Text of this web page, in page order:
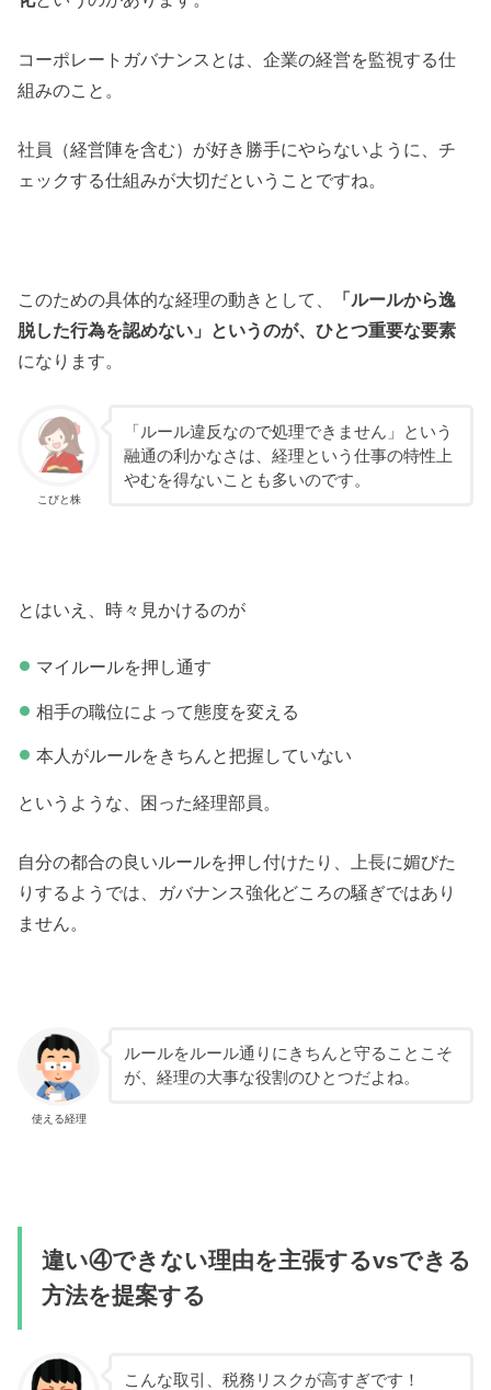
コーポレートガバナンスとは、企業の経営を監視する仕
組みのこと。
社員（経営陣を含む）が好き勝手にやらないように、チ
ェックする仕組みが大切だということですね。
このための具体的な経理の動きとして、
「ルールから逸
脱した行為を認めない」というのが、ひとつ重要な要素
になります。
こびと株
「ルール違反なので処理できません」という
融通の利かなさは、経理という仕事の特性上
やむを得ないことも多いのです。
とはいえ、時々見かけるのが
マイルールを押し通す
相手の職位によって態度を変える
本人がルールをきちんと把握していない
というような、困った経理部員。
自分の都合の良いルールを押し付けたり、上長に媚びた
りするようでは、ガバナンス強化どころの騒ぎではあり
ません。
使える経理
ルールをルール通りにきちんと守ることこそ
が、経理の大事な役割のひとつだよね。
違い④できない理由を主張するvsできる
方法を提案する
こんな取引、税務リスクが高すぎです！